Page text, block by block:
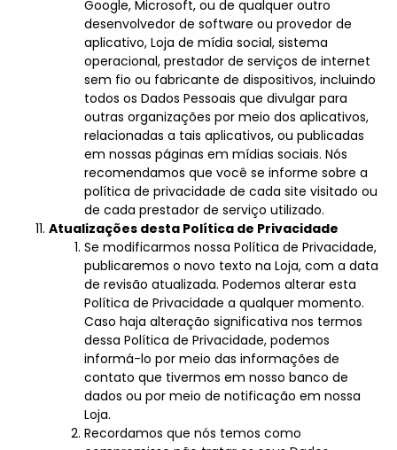
Google, Microsoft, ou de qualquer outro
desenvolvedor de software ou provedor de
aplicativo, Loja de mídia social, sistema
operacional, prestador de serviços de internet
sem fio ou fabricante de dispositivos, incluindo
todos os Dados Pessoais que divulgar para
outras organizações por meio dos aplicativos,
relacionadas a tais aplicativos, ou publicadas
em nossas páginas em mídias sociais. Nós
recomendamos que você se informe sobre a
política de privacidade de cada site visitado ou
de cada prestador de serviço utilizado.
Atualizações desta Política de Privacidade
Se modificarmos nossa Política de Privacidade,
publicaremos o novo texto na Loja, com a data
de revisão atualizada. Podemos alterar esta
Política de Privacidade a qualquer momento.
Caso haja alteração significativa nos termos
dessa Política de Privacidade, podemos
informá-lo por meio das informações de
contato que tivermos em nosso banco de
dados ou por meio de notificação em nossa
Loja.
Recordamos que nós temos como